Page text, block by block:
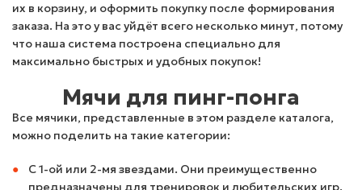
их в корзину, и оформить покупку после формирования
заказа. На это у вас уйдёт всего несколько минут, потому
что наша система построена специально для
максимально быстрых и удобных покупок!
Мячи для пинг-понга
Все мячики, представленные в этом разделе каталога,
можно поделить на такие категории:
С 1-ой или 2-мя звездами. Они преимущественно
предназначены для тренировок и любительских игр.